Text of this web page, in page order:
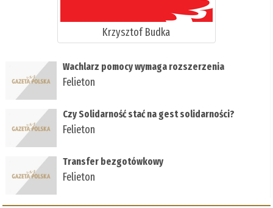
Krzysztof Budka
Wachlarz pomocy wymaga rozszerzenia
Felieton
Czy Solidarność stać na gest solidarności?
Felieton
Transfer bezgotówkowy
Felieton